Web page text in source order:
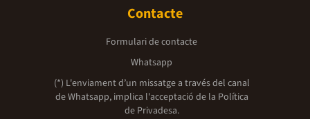
Contacte
Formulari de contacte
Whatsapp
(*) L'enviament d’un missatge a través del canal
de Whatsapp, implica l'acceptació de la Política
de Privadesa.